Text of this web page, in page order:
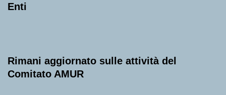
Enti
Rimani aggiornato sulle attività del
Comitato AMUR